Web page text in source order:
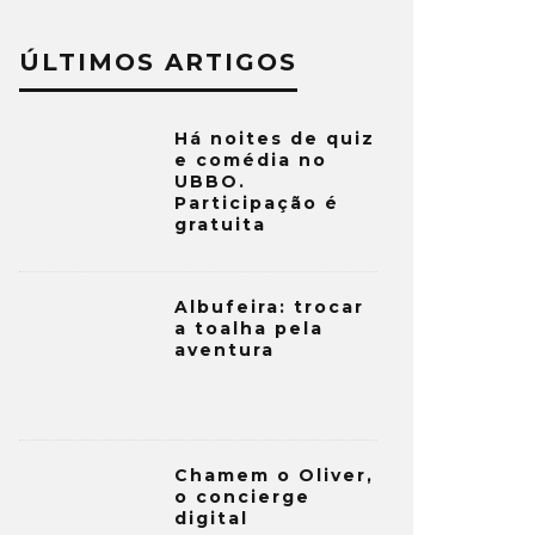
ÚLTIMOS ARTIGOS
Há noites de quiz
e comédia no
UBBO.
Participação é
gratuita
Albufeira: trocar
a toalha pela
aventura
Chamem o Oliver,
o concierge
digital